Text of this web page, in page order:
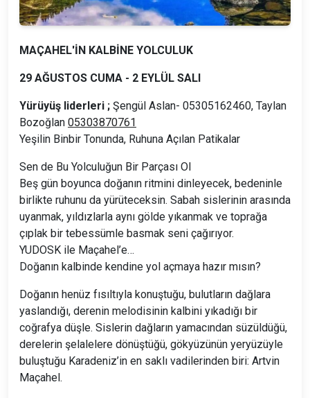
MAÇAHEL'İN KALBİNE YOLCULUK
29 AĞUSTOS CUMA - 2 EYLÜL SALI
Yürüyüş liderleri ; Şengül Aslan- 05305162460, Taylan
Bozoğlan 05303870761
Yeşilin Binbir Tonunda, Ruhuna Açılan Patikalar
Sen de Bu Yolculuğun Bir Parçası Ol
Beş gün boyunca doğanın ritmini dinleyecek, bedeninle
birlikte ruhunu da yürüteceksin. Sabah sislerinin arasında
uyanmak, yıldızlarla aynı gölde yıkanmak ve toprağa
çıplak bir tebessümle basmak seni çağırıyor.
YUDOSK ile Maçahel’e…
Doğanın kalbinde kendine yol açmaya hazır mısın?
Doğanın henüz fısıltıyla konuştuğu, bulutların dağlara
yaslandığı, derenin melodisinin kalbini yıkadığı bir
coğrafya düşle. Sislerin dağların yamacından süzüldüğü,
derelerin şelalelere dönüştüğü, gökyüzünün yeryüzüyle
buluştuğu Karadeniz’in en saklı vadilerinden biri: Artvin
Maçahel.